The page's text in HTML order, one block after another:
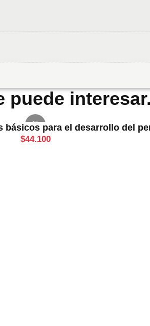
puede
básicos para el desarrollo del
$44.100